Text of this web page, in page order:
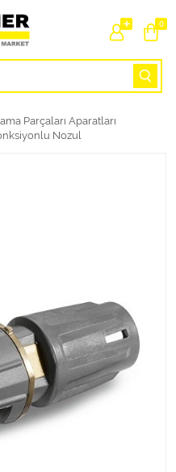
0
Parçaları Aparatları
Nozul